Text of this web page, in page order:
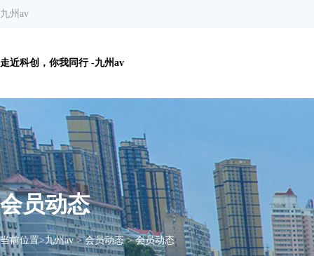
九州av
走近科创，你我同行 -九州av
会员动态
当前位置>九州av>会员动态>会员动态